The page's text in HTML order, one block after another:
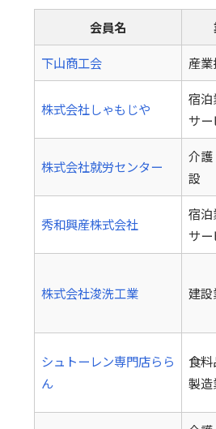
会員名
下山商工会
産
株式会社しゃもじや
宿
サ
株式会社就労センター
介
設
秀和興産株式会社
宿
サ
株式会社浚洗工業 建設
シュトーレン専門店らら
ん
食
製造